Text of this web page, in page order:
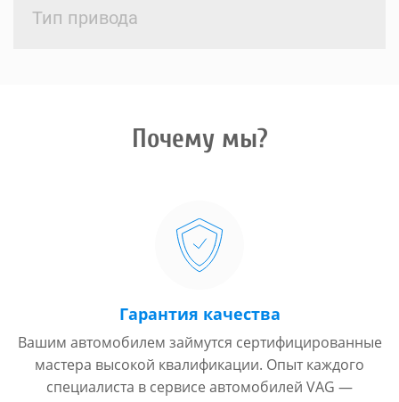
Тип привода
Почему мы?
Гарантия качества
Вашим автомобилем займутся сертифицированные
мастера высокой квалификации. Опыт каждого
специалиста в сервисе автомобилей VAG —